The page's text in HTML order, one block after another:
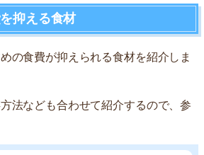
抑える食材
の食費が抑えられる食材を紹介しま
法なども合わせて紹介するので、参